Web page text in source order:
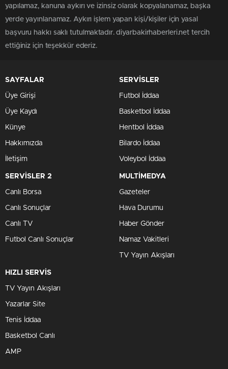
yapılamaz, kanuna aykırı ve izinsiz olarak kopyalanamaz, başka
yerde yayınlanamaz. Aykırı işlem yapan kişi/kişiler için yasal
başvuru hakkı saklı tutulmaktadır. diyarbakirhaberleri.net tercih
ettiğiniz için teşekkür ederiz.
SAYFALAR
Üye Girişi
Üye Kaydı
Künye
Hakkımızda
İletişim
SERVİSLER
Futbol İddaa
Basketbol İddaa
Hentbol İddaa
Bilardo İddaa
Voleybol İddaa
SERVİSLER 2
Canlı Borsa
Canlı Sonuçlar
Canlı TV
Futbol Canlı Sonuçlar
MULTİMEDYA
Gazeteler
Hava Durumu
Haber Gönder
Namaz Vakitleri
TV Yayın Akışları
HIZLI SERVİS
TV Yayın Akışları
Yazarlar Site
Tenis İddaa
Basketbol Canlı
AMP